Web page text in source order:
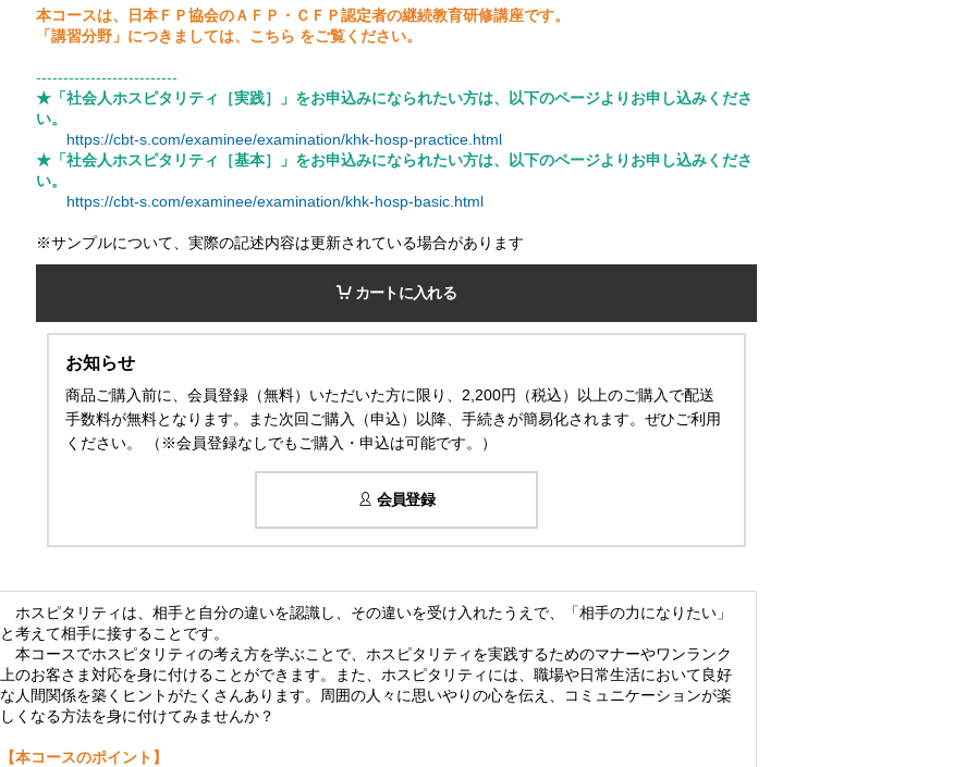
本コースは、日本ＦＰ協会のＡＦＰ・ＣＦＰ認定者の継続教育研修講座です。
「講習分野」につきましては、 こちら をご覧ください。
--------------------------
★「社会人ホスピタリティ［実践］」をお申込みになられたい方は、以下のページよりお申し込みくださ
い。
https://cbt-s.com/examinee/examination/khk-hosp-practice.html
★「社会人ホスピタリティ［基本］」をお申込みになられたい方は、以下のページよりお申し込みくださ
い。
https://cbt-s.com/examinee/examination/khk-hosp-basic.html
※サンプルについて、実際の記述内容は更新されている場合があります
カートに入れる
お知らせ
商品ご購入前に、会員登録（無料）いただいた方に限り、2,200円（税込）以上のご購入で配送
手数料が無料となります。また次回ご購入（申込）以降、手続きが簡易化されます。ぜひご利用
ください。 （※会員登録なしでもご購入・申込は可能です。）
会員登録
ホスピタリティは、相手と自分の違いを認識し、その違いを受け入れたうえで、「相手の力になりたい」
と考えて相手に接することです。
本コースでホスピタリティの考え方を学ぶことで、ホスピタリティを実践するためのマナーやワンランク
上のお客さま対応を身に付けることができます。また、ホスピタリティには、職場や日常生活において良好
な人間関係を築くヒントがたくさんあります。周囲の人々に思いやりの心を伝え、コミュニケーションが楽
しくなる方法を身に付けてみませんか？
【本コースのポイント】